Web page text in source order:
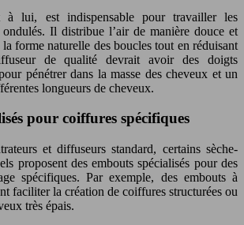
à lui, est indispensable pour travailler les
Il distribue l’air de manière douce et
forme naturelle des boucles tout en réduisant
de qualité devrait avoir des doigts
pénétrer dans la masse des cheveux et un
longueurs de cheveux.
pour coiffures spécifiques
et diffuseurs standard, certains sèche-
proposent des embouts spécialisés pour des
spécifiques. Par exemple, des embouts à
faciliter la création de coiffures structurées ou
très épais.